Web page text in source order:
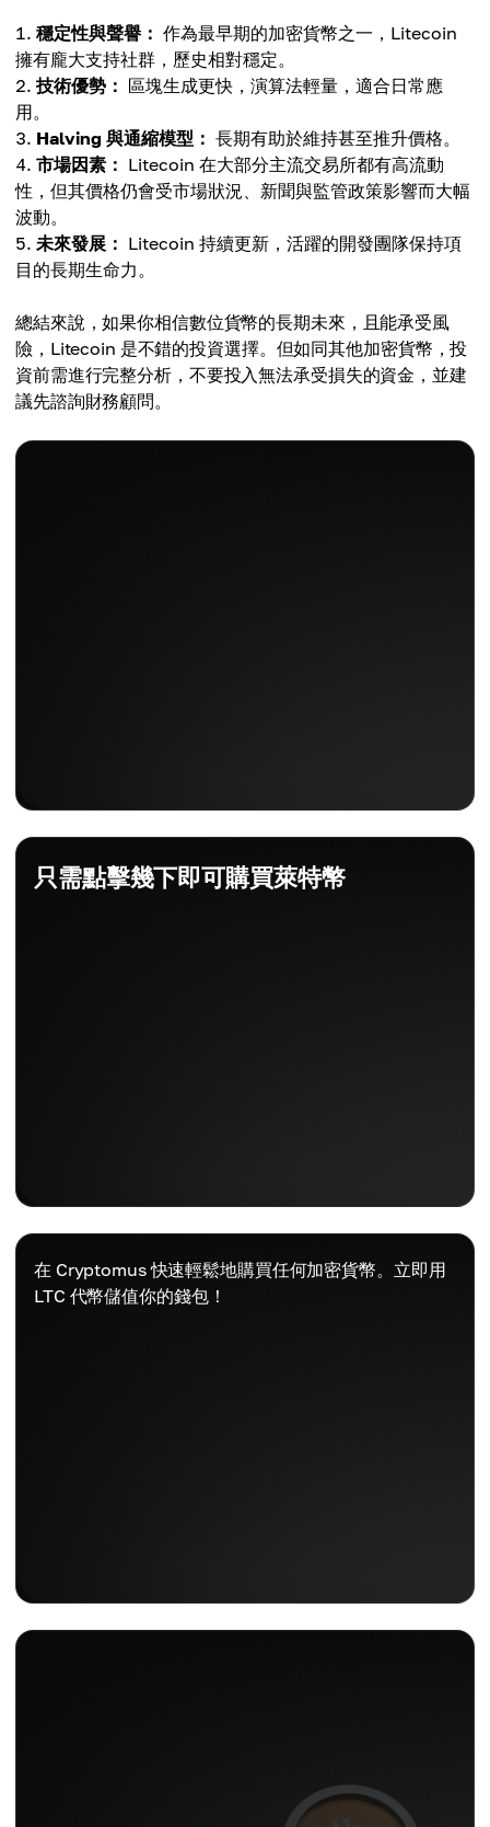
穩定性與聲譽： 作為最早期的加密貨幣之一，Litecoin
擁有龐大支持社群，歷史相對穩定。
技術優勢： 區塊生成更快，演算法輕量，適合日常應
用。
Halving 與通縮模型： 長期有助於維持甚至推升價格。
市場因素： Litecoin 在大部分主流交易所都有高流動
性，但其價格仍會受市場狀況、新聞與監管政策影響而大幅
波動。
未來發展： Litecoin 持續更新，活躍的開發團隊保持項
目的長期生命力。
總結來說，如果你相信數位貨幣的長期未來，且能承受風
險，Litecoin 是不錯的投資選擇。但如同其他加密貨幣，投
資前需進行完整分析，不要投入無法承受損失的資金，並建
議先諮詢財務顧問。
只需點擊幾下即可購買萊特幣
在 Cryptomus 快速輕鬆地購買任何加密貨幣。立即用
LTC 代幣儲值你的錢包！